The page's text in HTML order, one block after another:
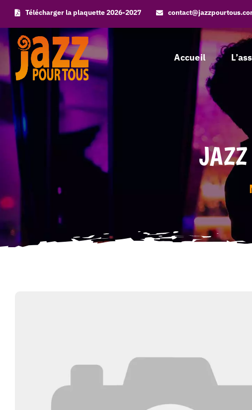
Skip
content
Télécharger la plaquette 2026-2027
Accueil
JAZZ